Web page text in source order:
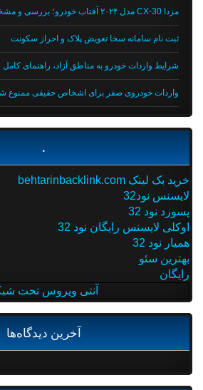
مزدا CX-30 مدل ۲۰۲۴ آفتاب خودرو؛ بررسی و مشخصات فنی
ثبت نام سامانه سخا تعویض پلاک و احراز سکونت
شرایط واردات خودرو به مناطق آزاد، راهنمای کامل
واردات خودروی صفر برای اشخاص حقیقی ممنوع شد
خرید بک لینک behtarinbacklink.com
لایسنس نود32
پسورد نود 32
اوکلی لایسنس رایگان نود 32
همیار نود 32
بهترین سئو
رایگان
آنتی ویروس تحت شبکه
آخرین دیدگاه‌ها